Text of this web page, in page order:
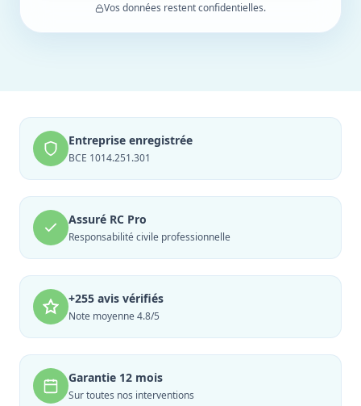
Vos données restent confidentielles.
Entreprise enregistrée
BCE 1014.251.301
Assuré RC Pro
Responsabilité civile professionnelle
+255 avis vérifiés
Note moyenne 4.8/5
Garantie 12 mois
Sur toutes nos interventions